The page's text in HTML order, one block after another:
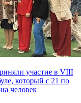
участие в VIII
который с 21 по
человек